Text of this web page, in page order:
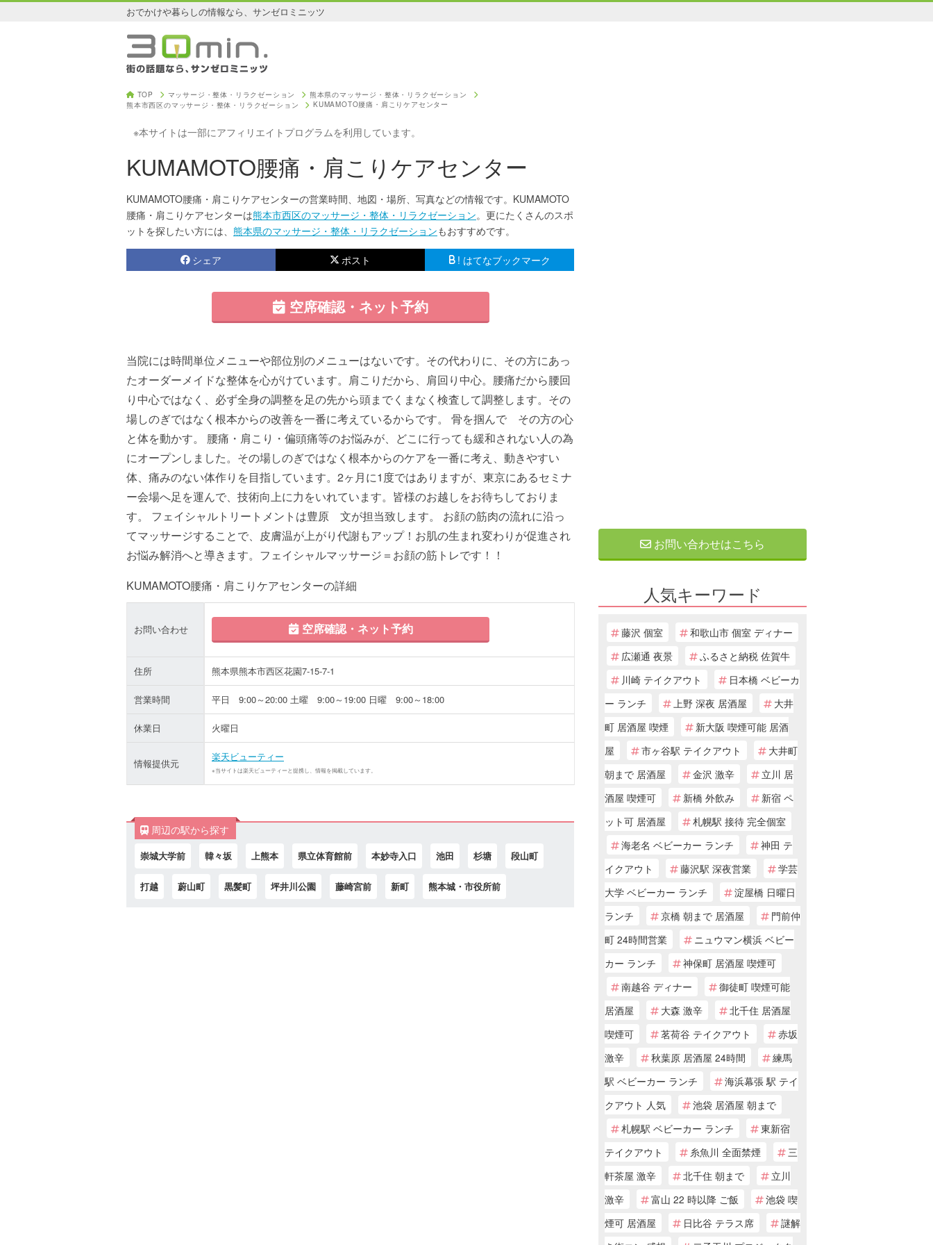
おでかけや暮らしの情報なら、サンゼロミニッツ
TOP マッサージ・整体・リラクゼーション
熊本県のマッサージ・整体・リラクゼーション
熊本市西区のマッサージ・整体・リラクゼーション
KUMAMOTO腰痛・肩こりケアセンター
※本サイトは一部にアフィリエイトプログラムを利用しています。
KUMAMOTO腰痛・肩こりケアセンター
KUMAMOTO腰痛・肩こりケアセンターの営業時間、地図・場所、写真などの情報です。KUMAMOTO
腰痛・肩こりケアセンターは熊本市西区のマッサージ・整体・リラクゼーション。更にたくさんのスポ
ットを探したい方には、 熊本県のマッサージ・整体・リラクゼーションもおすすめです。
シェア ポスト ! はてなブックマーク
空席確認・ネット予約
当院には時間単位メニューや部位別のメニューはないです。その代わりに、その方にあっ
たオーダーメイドな整体を心がけています。肩こりだから、肩回り中心。腰痛だから腰回
り中心ではなく、必ず全身の調整を足の先から頭までくまなく検査して調整します。その
場しのぎではなく根本からの改善を一番に考えているからです。 骨を掴んで その方の心
と体を動かす。 腰痛・肩こり・偏頭痛等のお悩みが、どこに行っても緩和されない人の為
にオープンしました。その場しのぎではなく根本からのケアを一番に考え、動きやすい
体、痛みのない体作りを目指しています。2ヶ月に1度ではありますが、東京にあるセミナ
ー会場へ足を運んで、技術向上に力をいれています。皆様のお越しをお待ちしておりま
す。 フェイシャルトリートメントは豊原 文が担当致します。 お顔の筋肉の流れに沿っ
てマッサージすることで、皮膚温が上がり代謝もアップ！お肌の生まれ変わりが促進され
お悩み解消へと導きます。フェイシャルマッサージ＝お顔の筋トレです！！
KUMAMOTO腰痛・肩こりケアセンターの詳細
お問い合わせ 空席確認・ネット予約
住所 熊本県熊本市西区花園7-15-7-1
営業時間 平日 9:00～20:00 土曜 9:00～19:00 日曜 9:00～18:00
休業日 火曜日
情報提供元
楽天ビューティー
※当サイトは楽天ビューティーと提携し、情報を掲載しています。
周辺の駅から探す
崇城大学前 韓々坂 上熊本 県立体育館前 本妙寺入口 池田 杉塘 段山町
打越 蔚山町 黒髪町 坪井川公園 藤崎宮前 新町 熊本城・市役所前
お問い合わせはこちら
人気キーワード
藤沢 個室
和歌山市 個室 ディナー
広瀬通 夜景
ふるさと納税 佐賀牛
川崎 テイクアウト
日本橋 ベビーカ
ー ランチ
上野 深夜 居酒屋
大井
町 居酒屋 喫煙
新大阪 喫煙可能 居酒
屋
市ヶ谷駅 テイクアウト
大井町
朝まで 居酒屋
金沢 激辛
立川 居
酒屋 喫煙可
新橋 外飲み
新宿 ペ
ット可 居酒屋
札幌駅 接待 完全個室
海老名 ベビーカー ランチ
神田 テ
イクアウト
藤沢駅 深夜営業
学芸
大学 ベビーカー ランチ
淀屋橋 日曜日
ランチ
京橋 朝まで 居酒屋
門前仲
町 24時間営業
ニュウマン横浜 ベビー
カー ランチ
神保町 居酒屋 喫煙可
南越谷 ディナー
御徒町 喫煙可能
居酒屋
大森 激辛
北千住 居酒屋
喫煙可
茗荷谷 テイクアウト
赤坂
激辛
秋葉原 居酒屋 24時間
練馬
駅 ベビーカー ランチ
海浜幕張 駅 テイ
クアウト 人気
池袋 居酒屋 朝まで
札幌駅 ベビーカー ランチ
東新宿
テイクアウト
糸魚川 全面禁煙
三
軒茶屋 激辛
北千住 朝まで
立川
激辛
富山 22 時以降 ご飯
池袋 喫
煙可 居酒屋
日比谷 テラス席
謎解